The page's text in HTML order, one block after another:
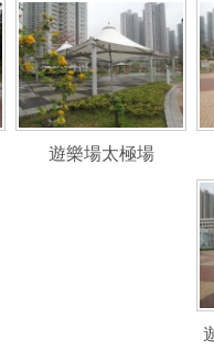
遊樂場太極場